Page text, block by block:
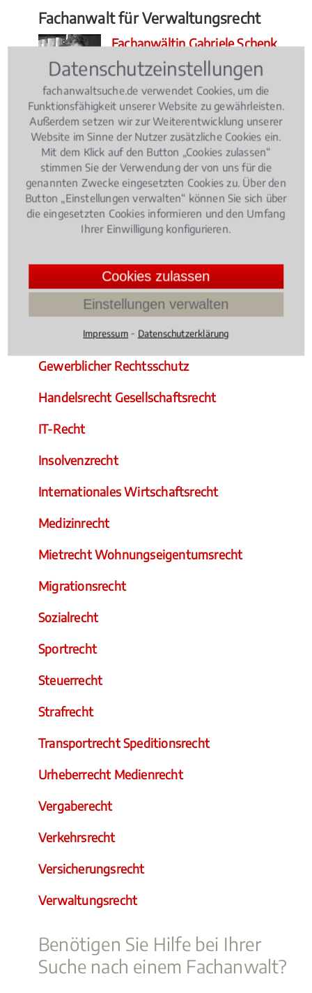
Fachanwalt für Verwaltungsrecht
Fachanwältin Gabriele Schenk
Fachanwalt für Verwaltungsrecht
Finkenstraße 5
80333 München
(16.076646052710075km)
Filtern nach Rechtsgebieten
Agrarrecht
Arbeitsrecht
Bankrecht Kapitalmarktrecht
Baurecht Architektenrecht
Erbrecht
Familienrecht
Gewerblicher Rechtsschutz
Handelsrecht Gesellschaftsrecht
IT-Recht
Insolvenzrecht
Internationales Wirtschaftsrecht
Medizinrecht
Mietrecht Wohnungseigentumsrecht
Migrationsrecht
Sozialrecht
Sportrecht
Steuerrecht
Strafrecht
Transportrecht Speditionsrecht
Urheberrecht Medienrecht
Vergaberecht
Verkehrsrecht
Versicherungsrecht
Verwaltungsrecht
Benötigen Sie Hilfe bei Ihrer
Suche nach einem Fachanwalt?
Datenschutzeinstellungen
fachanwaltsuche.de verwendet Cookies, um die
Funktionsfähigkeit unserer Website zu gewährleisten.
Außerdem setzen wir zur Weiterentwicklung unserer
Website im Sinne der Nutzer zusätzliche Cookies ein.
Mit dem Klick auf den Button „Cookies zulassen“
stimmen Sie der Verwendung der von uns für die
genannten Zwecke eingesetzten Cookies zu. Über den
Button „Einstellungen verwalten“ können Sie sich über
die eingesetzten Cookies informieren und den Umfang
Ihrer Einwilligung konfigurieren.
Cookies zulassen
Einstellungen verwalten
Impressum ⁃ Datenschutzerklärung